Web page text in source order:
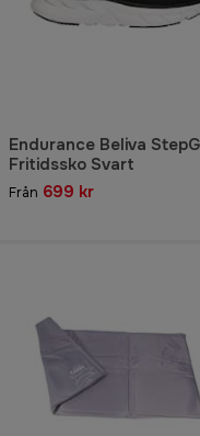
Endurance Beliva
Fritidssko Svart
Från 699 kr